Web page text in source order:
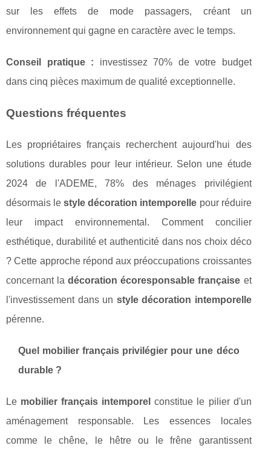
sur les effets de mode passagers, créant un
environnement qui gagne en caractère avec le temps.
Conseil pratique : investissez 70% de votre budget
dans cinq pièces maximum de qualité exceptionnelle.
Questions fréquentes
Les propriétaires français recherchent aujourd'hui des
solutions durables pour leur intérieur. Selon une étude
2024 de l'ADEME, 78% des ménages privilégient
désormais lestyle décoration intemporelle pour réduire
leur impact environnemental. Comment concilier
esthétique, durabilité et authenticité dans nos choix déco
? Cette approche répond aux préoccupations croissantes
concernant ladécoration écoresponsable française et
l'investissement dans un style décoration intemporelle
pérenne.
Quel mobilier français privilégier pour une déco
durable ?
Le mobilier français intemporel constitue le pilier d'un
aménagement responsable. Les essences locales
comme le chêne, le hêtre ou le frêne garantissent